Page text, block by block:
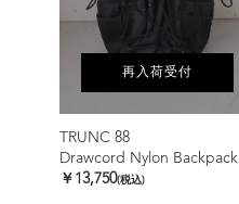
再入荷受付
TRUNC 88
Drawcord Nylon Backpack
￥13,750(税込)